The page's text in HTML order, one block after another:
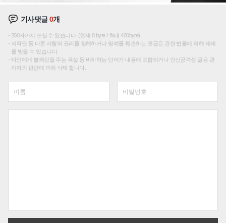
기사댓글0개
200자까지 쓰실 수 있습니다. (현재 0 byte / 최대 400byte)
저작권 등 다른 사람의 권리를 침해하거나 명예를 훼손하는 댓글은 관련 법률에 의해 제재
를 받을 수 있습니다.
타인에게 불쾌감을 주는 욕설 등 비하하는 단어가 내용에 포함되거나 인신공격성 글은 관
리자의 판단에 의해 삭제 합니다.